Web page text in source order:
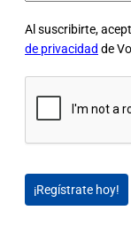
Al suscribirte,
de privacidad de
¡Regístrate hoy!